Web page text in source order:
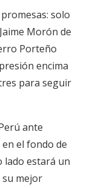
solo
Morón de
Porteño
encima
para seguir
ante
el fondo de
lado estará un
mejor